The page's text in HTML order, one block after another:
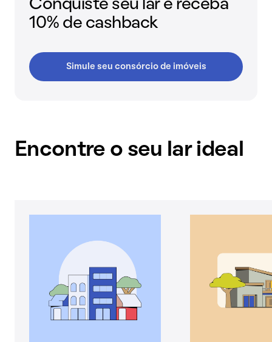
Conquiste seu lar e receba
10% de cashback
Simule seu consórcio de imóveis
Encontre o seu lar ideal